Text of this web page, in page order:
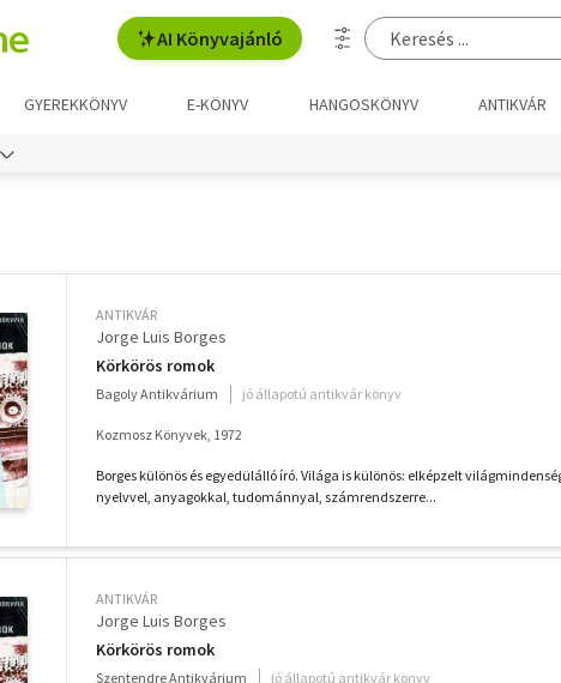
AI Könyvajánló
GYEREKKÖNYV E-KÖNYV HANGOSKÖNYV ANTIKVÁR
ANTIKVÁR
Jorge Luis Borges
Körkörös romok
Bagoly Antikvárium jó állapotú antikvár könyv
Kozmosz Könyvek, 1972
Borges különös és egyedülálló író. Világa is különös: elképzelt
nyelvvel, anyagokkal, tudománnyal, számrendszerre...
ANTIKVÁR
Jorge Luis Borges
Körkörös romok
Szentendre Antikvárium jó állapotú antikvár könyv